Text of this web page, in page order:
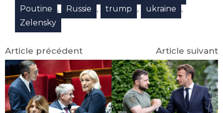
Poutine , Russie , trump , ukraine ,
Zelensky
Article précédent Article suivant